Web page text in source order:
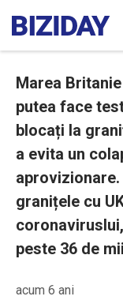
Marea
putea face
blocați la
a evita un
granițele cu
peste 36 de
acum 6 ani